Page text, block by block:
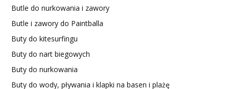
Butle do nurkowania i zawory
Butle i zawory do Paintballa
Buty do kitesurfingu
Buty do nart biegowych
Buty do nurkowania
Buty do wody, pływania i klapki na basen i plażę